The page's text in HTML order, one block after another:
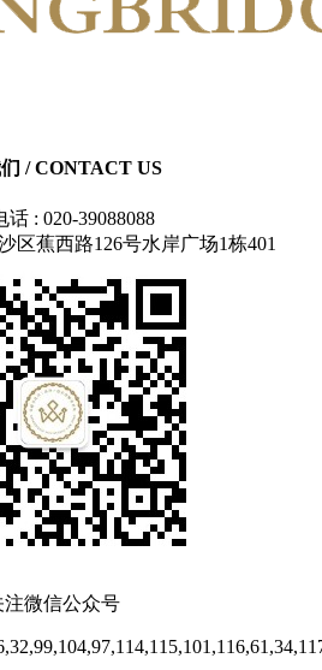
/ CONTACT US
话 : 020-39088088
区蕉西路126号水岸广场1栋401
注微信公众号